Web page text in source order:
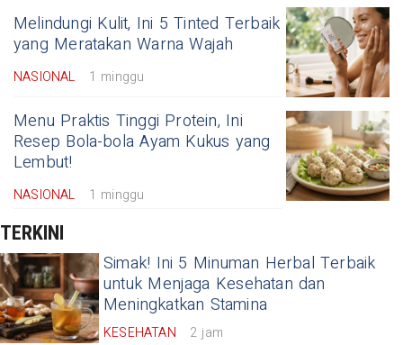
Melindungi Kulit, Ini 5 Tinted Terbaik
yang Meratakan Warna Wajah
NASIONAL 1 minggu
Menu Praktis Tinggi Protein, Ini
Resep Bola-bola Ayam Kukus yang
Lembut!
NASIONAL 1 minggu
TERKINI
Simak! Ini 5 Minuman Herbal Terbaik
untuk Menjaga Kesehatan dan
Meningkatkan Stamina
KESEHATAN 2 jam